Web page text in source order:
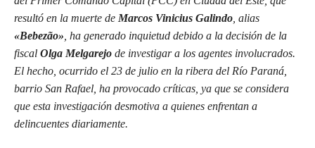
resultó en la muerte de Marcos Vinicius Galindo, alias
«Bebezão», ha generado inquietud debido a la decisión de la
fiscal Olga Melgarejo de investigar a los agentes involucrados.
El hecho, ocurrido el 23 de julio en la ribera del Río Paraná,
barrio San Rafael, ha provocado críticas, ya que se considera
que esta investigación desmotiva a quienes enfrentan a
delincuentes diariamente.